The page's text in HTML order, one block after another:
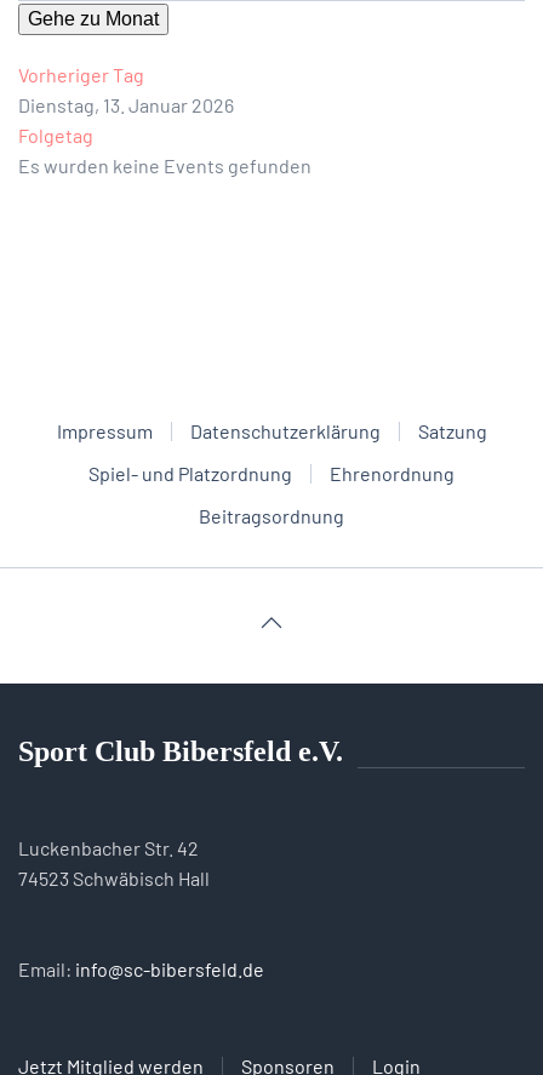
Gehe zu Monat
Vorheriger Tag
Dienstag, 13. Januar 2026
Folgetag
Es wurden keine Events gefunden
Impressum Datenschutzerklärung
Satzung
Spiel- und Platzordnung
Ehrenordnung
Beitragsordnung
Sport Club Bibersfeld e.V.
Luckenbacher Str. 42
74523 Schwäbisch Hall
Email: info@sc-bibersfeld.de
Jetzt Mitglied werden Sponsoren Login